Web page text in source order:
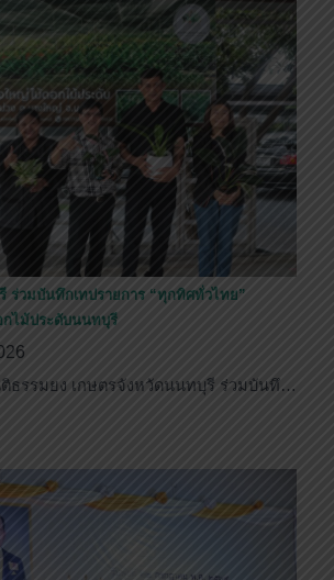
ร่วมบันทึกเทปรายการ “ทุกทิศทั่วไทย”
ไม้ประดับนนทบุรี
ธรรมยง เกษตรจังหวัดนนทบุรี ร่วมบันทึ…